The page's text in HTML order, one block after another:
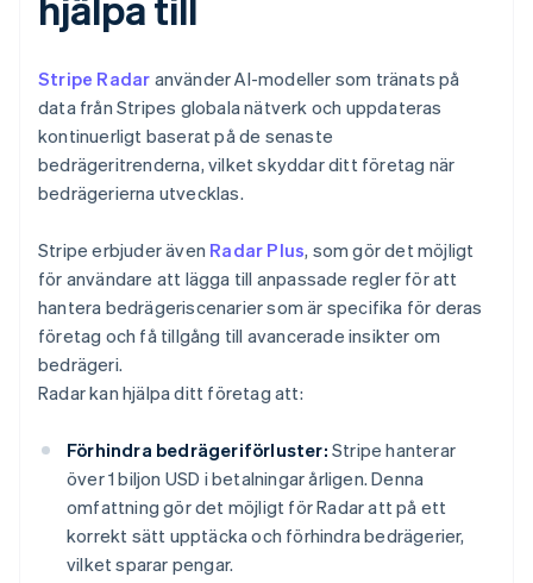
Stripe Radar använder AI-modeller som tränats på
data från Stripes globala nätverk och uppdateras
kontinuerligt baserat på de senaste
bedrägeritrenderna, vilket skyddar ditt företag när
bedrägerierna utvecklas.
Stripe erbjuder även Radar Plus, som gör det möjligt
för användare att lägga till anpassade regler för att
hantera bedrägeriscenarier som är specifika för deras
företag och få tillgång till avancerade insikter om
bedrägeri.
Radar kan hjälpa ditt företag att:
Förhindra bedrägeriförluster: Stripe hanterar
över 1 biljon USD i betalningar årligen. Denna
omfattning gör det möjligt för Radar att på ett
korrekt sätt upptäcka och förhindra bedrägerier,
vilket sparar pengar.